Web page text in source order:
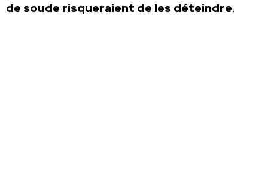
de soude risqueraient de les déteindre.